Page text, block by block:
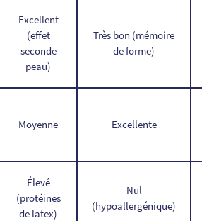
Excellent
(effet
seconde
peau)
Très bon (mémoire
de forme)
Moyenne Excellente
Élevé
(protéines
de latex)
Nul
(hypoallergénique)